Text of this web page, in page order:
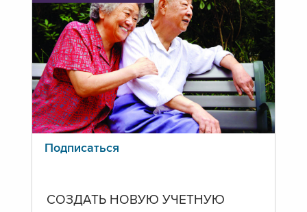
Подписаться
СОЗДАТЬ НОВУЮ УЧЕТНУЮ